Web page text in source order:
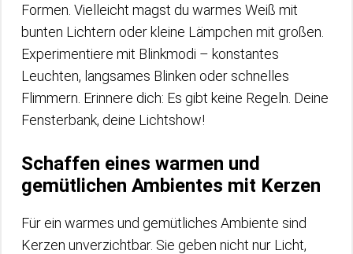
Formen. Vielleicht magst du warmes Weiß mit
bunten Lichtern oder kleine Lämpchen mit großen.
Experimentiere mit Blinkmodi – konstantes
Leuchten, langsames Blinken oder schnelles
Flimmern. Erinnere dich: Es gibt keine Regeln. Deine
Fensterbank, deine Lichtshow!
Schaffen eines warmen und
gemütlichen Ambientes mit Kerzen
Für ein warmes und gemütliches Ambiente sind
Kerzen unverzichtbar. Sie geben nicht nur Licht,